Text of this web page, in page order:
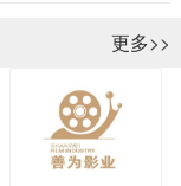
更多>>